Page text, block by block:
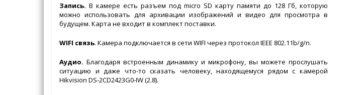
Запись. В камере есть разъем под micro SD карту памяти до 128 Гб, которую
можно использовать для архивации изображений и видео для просмотра в
будущем. Карта не входит в комплект поставки.
WIFI связь. Камера подключается в сети WIFI через протокол IEEE 802.11b/g/n.
Аудио. Благодаря встроенным динамику и микрофону, вы можете прослушать
ситуацию и даже что-то сказать человеку, находящемуся рядом с камерой
Hikvision DS-2CD2423G0-IW (2.8).